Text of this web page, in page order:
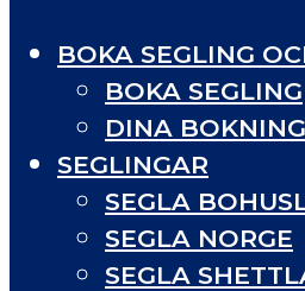
BOKA SEGLING
BOKA SEGLING
DINA
SEGLINGAR
SEGLA
SEGLA NORGE
SEGLA